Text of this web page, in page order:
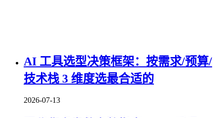
AI 工具选型决策框架：按需求/预算/
技术栈 3 维度选最合适的
2026-07-13